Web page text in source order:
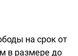
на срок от
в размере до